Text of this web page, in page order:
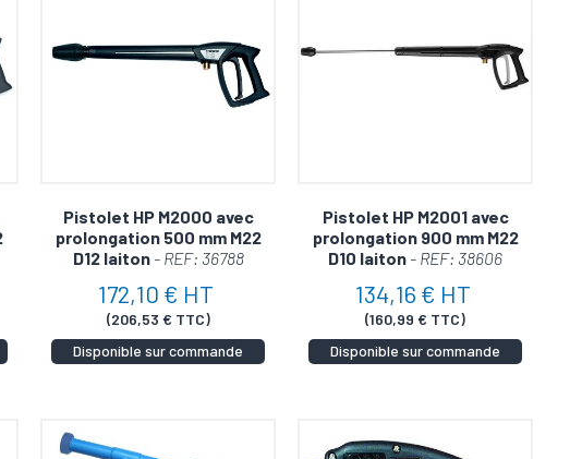
Pistolet HP M2000 avec
prolongation 500 mm M22
D12 laiton - REF: 36788
172,10 € HT
(206,53 € TTC)
Disponible sur commande
Pistolet HP M2001 avec
prolongation 900 mm M22
D10 laiton - REF: 38606
134,16 € HT
(160,99 € TTC)
Disponible sur commande